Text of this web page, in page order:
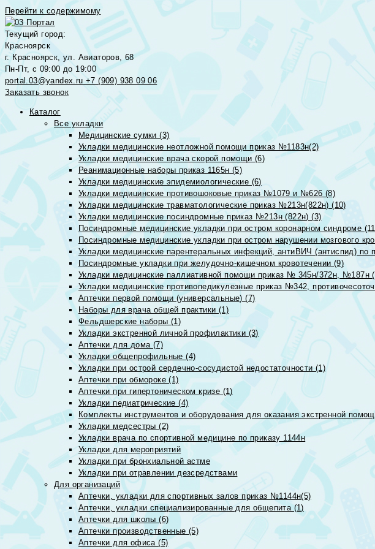
Перейти к содержимому
Текущий город:
Красноярск
г. Красноярск, ул. Авиаторов, 68
Пн-Пт, с 09:00 до 19:00
portal.03@yandex.ru +7 (909) 938 09 06
Заказать звонок
Каталог
Все укладки
Медицинские сумки (3)
Укладки медицинские неотложной помощи приказ №1183н(2)
Укладки медицинские врача скорой помощи (6)
Реанимационные наборы приказ 1165н (5)
Укладки медицинские эпидемиологические (6)
Укладки медицинские противошоковые приказ №1079 и №626 (8)
Укладки медицинские травматологические приказ №213н(822н) (10)
Укладки медицинские посиндромные приказ №213н (822н) (3)
Посиндромные медицинские укладки при остром коронарном синдроме
Посиндромные медицинские укладки при остром нарушении мозгового
Укладки медицинские парентеральных инфекций, антиВИЧ (антиспид)
Посиндромные укладки при желудочно-кишечном кровотечении (9)
Укладки медицинские паллиативной помощи приказ № 345н/372н, №187н
Укладки медицинские противопедикулезные приказ №342,
Аптечки первой помощи (универсальные) (7)
Наборы для врача общей практики (1)
Фельдшерские наборы (1)
Укладки экстренной личной профилактики (3)
Аптечки для дома (7)
Укладки общепрофильные (4)
Укладки при острой сердечно-сосудистой недостаточности (1)
Аптечки при обмороке (1)
Аптечки при гипертоническом кризе (1)
Укладки педиатрические (4)
Комплекты инструментов и оборудования для оказания экстренной
Укладки медсестры (2)
Укладки врача по спортивной медицине по приказу 1144н
Укладки для мероприятий
Укладки при бронхиальной астме
Укладки при отравлении дезсредствами
Для организаций
Аптечки, укладки для спортивных залов приказ №1144н(5)
Аптечки, укладки специализированные для общепита (1)
Аптечки для школы (6)
Аптечки производственные (5)
Аптечки для офиса (5)